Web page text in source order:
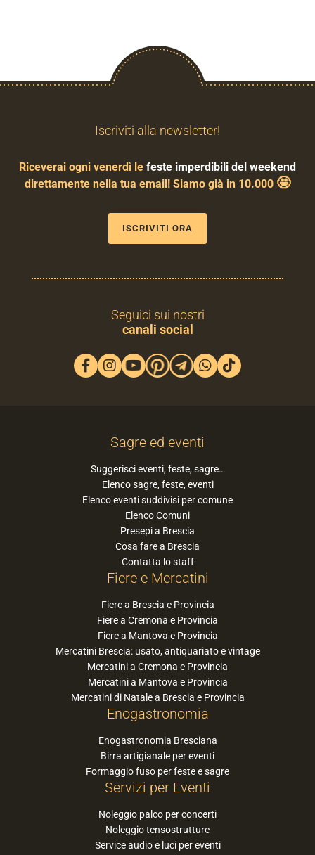
Iscriviti alla newsletter!
Riceverai ogni venerdì le feste imperdibili del weekend
direttamente nella tua email! Siamo già in 10.000 🤩
ISCRIVITI ORA
Seguici sui nostri
canali social
Sagre ed eventi
Suggerisci eventi, feste, sagre…
Elenco sagre, feste, eventi
Elenco eventi suddivisi per comune
Elenco Comuni
Presepi a Brescia
Cosa fare a Brescia
Contatta lo staff
Fiere e Mercatini
Fiere a Brescia e Provincia
Fiere a Cremona e Provincia
Fiere a Mantova e Provincia
Mercatini Brescia: usato, antiquariato e vintage
Mercatini a Cremona e Provincia
Mercatini a Mantova e Provincia
Mercatini di Natale a Brescia e Provincia
Enogastronomia
Enogastronomia Bresciana
Birra artigianale per eventi
Formaggio fuso per feste e sagre
Servizi per Eventi
Noleggio palco per concerti
Noleggio tensostrutture
Service audio e luci per eventi